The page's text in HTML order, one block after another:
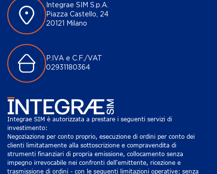
Integrae SIM S.p.A.
Piazza Castello, 24
20121 Milano
P.IVA e C.F./VAT
02931180364
Integrae SIM è autorizzata a prestare i seguenti servizi di
investimento:
Negoziazione per conto proprio, esecuzione di ordini per conto dei
clienti limitatamente alla sottoscrizione e compravendita di
strumenti finanziari di propria emissione, collocamento senza
impegno irrevocabile nei confronti dell'emittente, ricezione e
trasmissione di ordini - con le seguenti limitazioni operative: senza